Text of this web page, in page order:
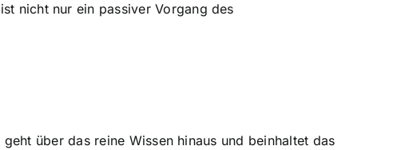
nicht nur ein passiver Vorgang des
über das reine Wissen hinaus und beinhaltet das